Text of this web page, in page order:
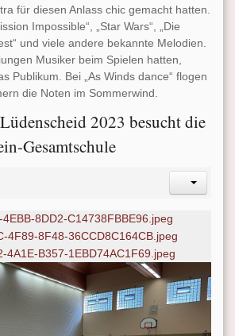
für diesen Anlass chic gemacht hatten.
Impossible“, „Star Wars“, „Die
und viele andere bekannte Melodien.
Musiker beim Spielen hatten,
Publikum. Bei „As Winds dance“ flogen
die Noten im Sommerwind.
2023 besucht die
Gesamtschule